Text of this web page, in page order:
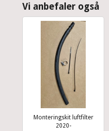
Vi anbefaler også
Monteringskit luftfilter
2020-